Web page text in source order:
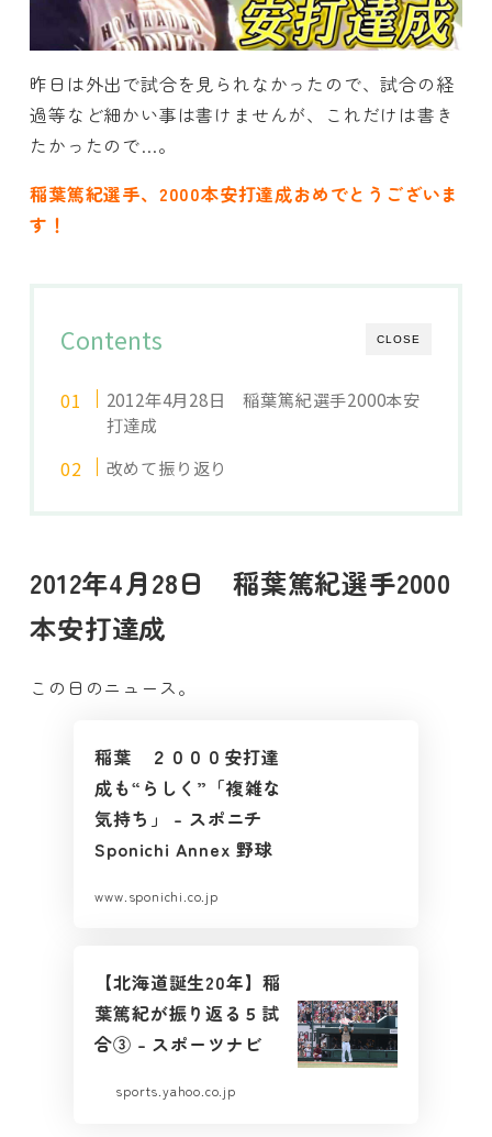
昨日は外出で試合を見られなかったので、試合の経
過等など細かい事は書けませんが、これだけは書き
たかったので…。
稲葉篤紀選手、2000本安打達成おめでとうございま
す！
CLOSE
Contents
2012年4月28日 稲葉篤紀選手2000本安
打達成
改めて振り返り
2012年4月28日 稲葉篤紀選手2000
本安打達成
この日のニュース。
稲葉 ２０００安打達
成も“らしく”「複雑な
気持ち」 – スポニチ
Sponichi Annex 野球
www.sponichi.co.jp
【北海道誕生20年】稲
葉篤紀が振り返る５試
合③ – スポーツナビ
sports.yahoo.co.jp